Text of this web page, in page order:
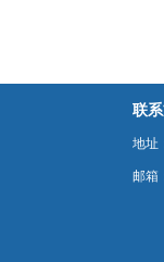
联
地址
邮箱